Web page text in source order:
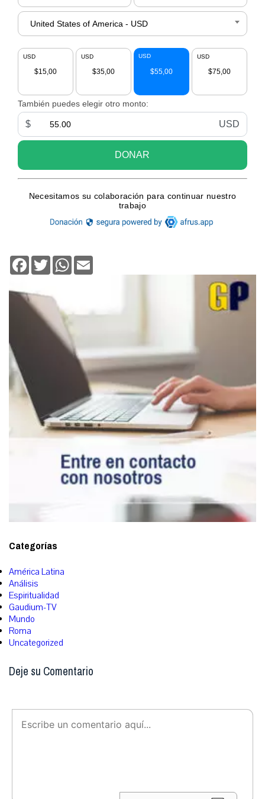
Facebook
TwitterWhatsApp
Categorías
América Latina
Análisis
Espiritualidad
Gaudium-TV
Mundo
Roma
Uncategorized
Deje su Comentario